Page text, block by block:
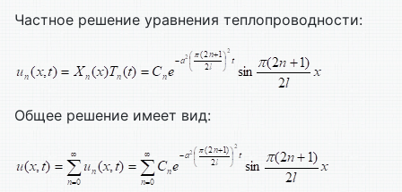
Частное решение уравнения теплопроводности:
Общее решение имеет вид: